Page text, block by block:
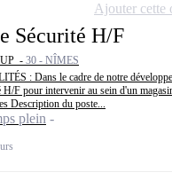
Sécurité H/F
- 30 - NÎMES
: Dans le cadre de notre
H/F pour intervenir au sein d'un
Description du poste...
plein
Ajouter cette